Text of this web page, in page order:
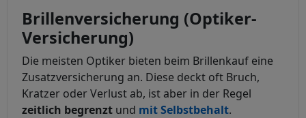
Brillenversicherung (Optiker-
Versicherung)
Die meisten Optiker bieten beim Brillenkauf eine
Zusatzversicherung an. Diese deckt oft Bruch,
Kratzer oder Verlust ab, ist aber in der Regel
zeitlich begrenzt und mit Selbstbehalt.